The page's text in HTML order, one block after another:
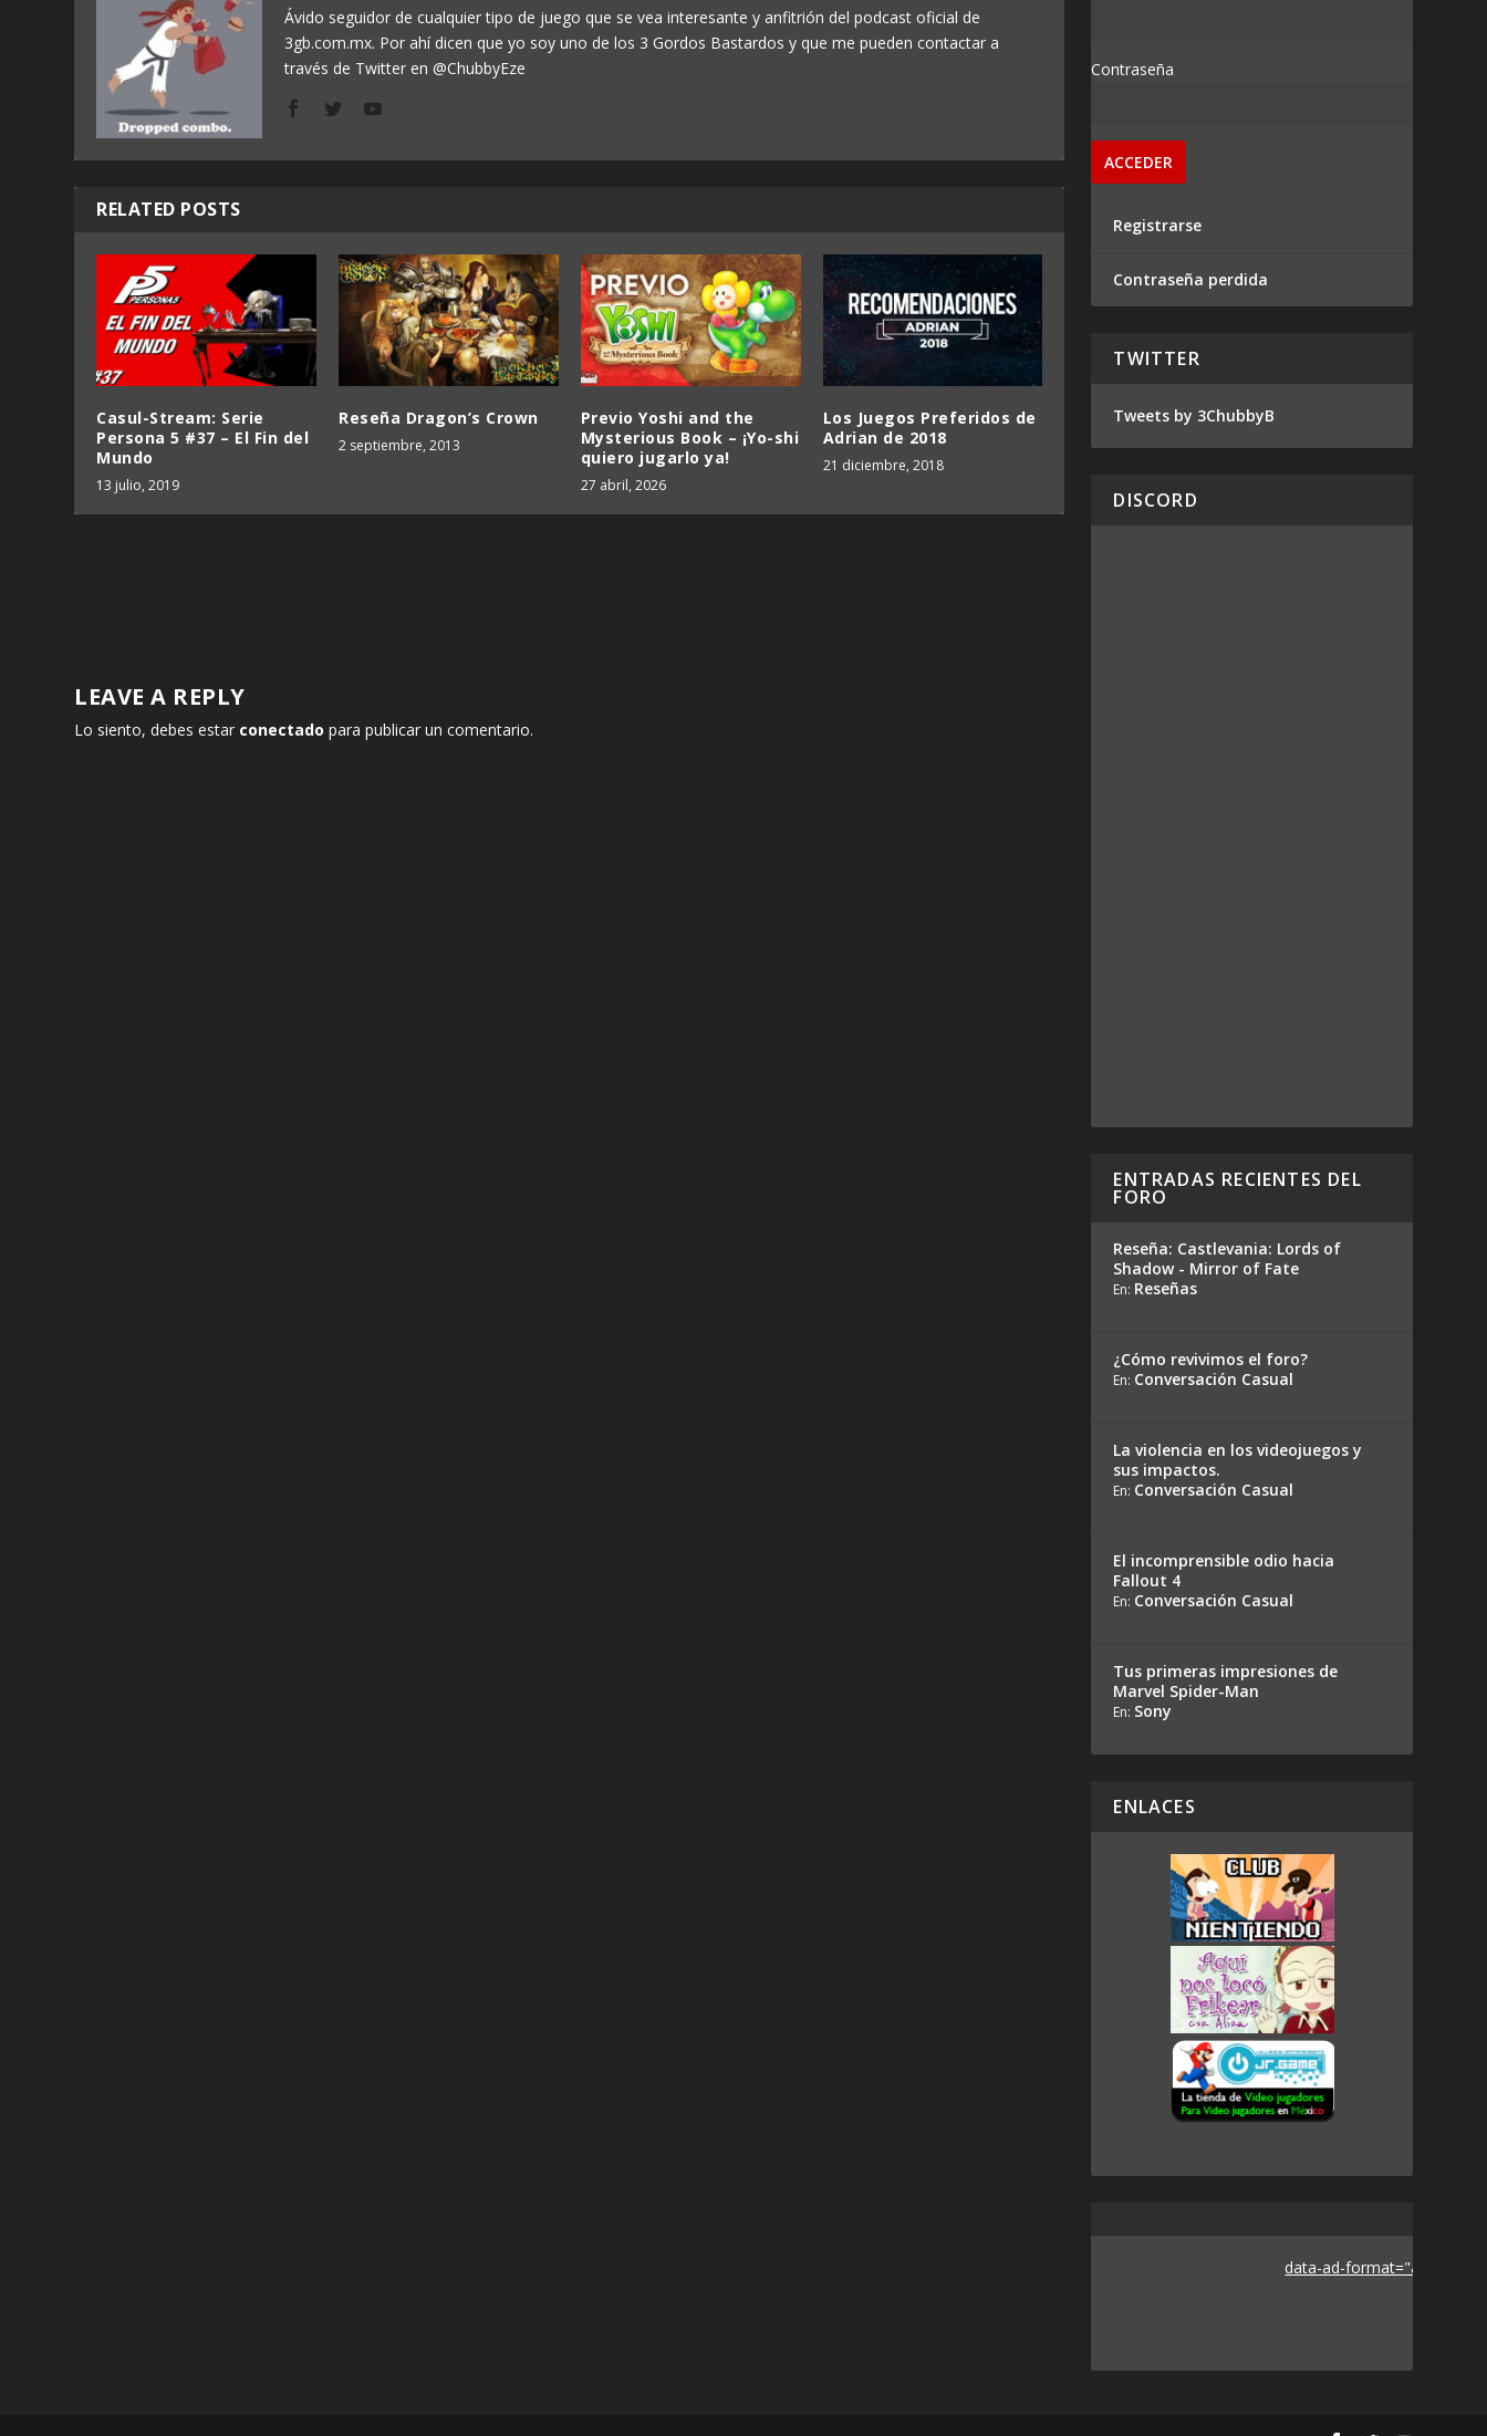
Ávido seguidor de cualquier tipo de juego que se vea interesante y anfitrión del podcast oficial de
3gb.com.mx. Por ahí dicen que yo soy uno de los 3 Gordos Bastardos y que me pueden contactar a
través de Twitter en @ChubbyEze
RELATED POSTS
Casul-Stream: Serie
Persona 5 #37 – El Fin del
Mundo
13 julio, 2019
Reseña Dragon’s Crown
2 septiembre, 2013
Previo Yoshi and the
Mysterious Book – ¡Yo-shi
quiero jugarlo ya!
27 abril, 2026
Los Juegos Preferidos de
Adrian de 2018
21 diciembre, 2018
LEAVE A REPLY
Lo siento, debes estar conectado para publicar un comentario.
Contraseña
Registrarse
Contraseña perdida
TWITTER
Tweets by 3ChubbyB
DISCORD
ENTRADAS RECIENTES DEL
FORO
Reseña: Castlevania: Lords of
Shadow - Mirror of Fate
En: Reseñas
¿Cómo revivimos el foro?
En: Conversación Casual
La violencia en los videojuegos y
sus impactos.
En: Conversación Casual
El incomprensible odio hacia
Fallout 4
En: Conversación Casual
Tus primeras impresiones de
Marvel Spider-Man
En: Sony
ENLACES
data-ad-format="auto">